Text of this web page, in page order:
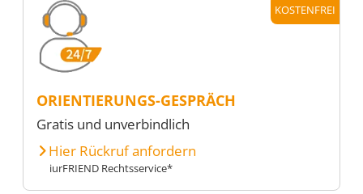
KOSTENFREI
ORIENTIERUNGS-GESPRÄCH
Gratis und unverbindlich
Hier Rückruf anfordern
iurFRIEND Rechtsservice*